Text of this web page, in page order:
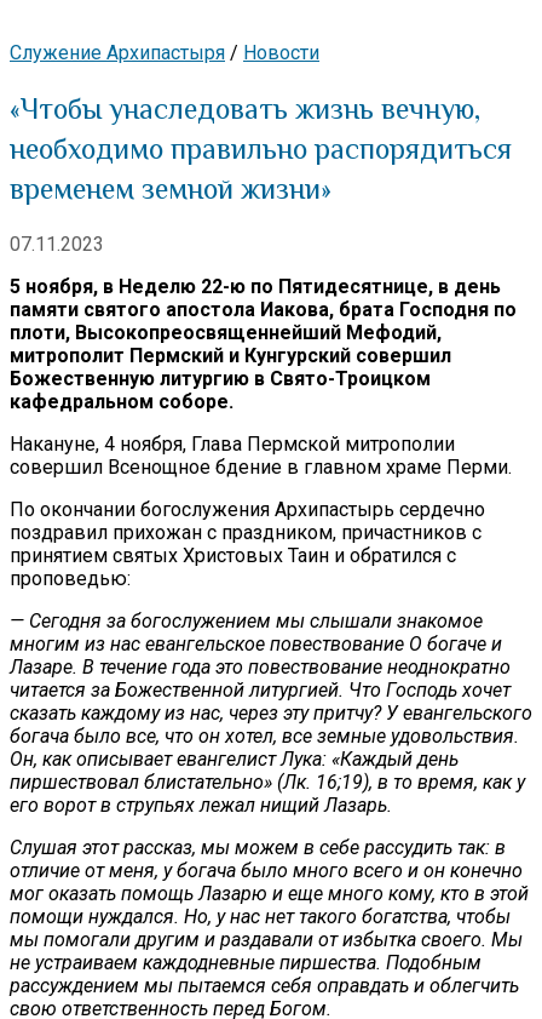
Служение Архипастыря / Новости
«Чтобы унаследовать жизнь вечную,
необходимо правильно распорядиться
временем земной жизни»
07.11.2023
5 ноября, в Неделю 22-ю по Пятидесятнице, в день
памяти святого апостола Иакова, брата Господня по
плоти, Высокопреосвященнейший Мефодий,
митрополит Пермский и Кунгурский совершил
Божественную литургию в Свято-Троицком
кафедральном соборе.
Накануне, 4 ноября, Глава Пермской митрополии
совершил Всенощное бдение в главном храме Перми.
По окончании богослужения Архипастырь сердечно
поздравил прихожан с праздником, причастников с
принятием святых Христовых Таин и обратился с
проповедью:
— Сегодня за богослужением мы слышали знакомое
многим из нас евангельское повествование О богаче и
Лазаре. В течение года это повествование неоднократно
читается за Божественной литургией. Что Господь хочет
сказать каждому из нас, через эту притчу? У евангельского
богача было все, что он хотел, все земные удовольствия.
Он, как описывает евангелист Лука: «Каждый день
пиршествовал блистательно» (Лк. 16;19), в то время, как у
его ворот в струпьях лежал нищий Лазарь.
Слушая этот рассказ, мы можем в себе рассудить так: в
отличие от меня, у богача было много всего и он конечно
мог оказать помощь Лазарю и еще много кому, кто в этой
помощи нуждался. Но, у нас нет такого богатства, чтобы
мы помогали другим и раздавали от избытка своего. Мы
не устраиваем каждодневные пиршества. Подобным
рассуждением мы пытаемся себя оправдать и облегчить
свою ответственность перед Богом.